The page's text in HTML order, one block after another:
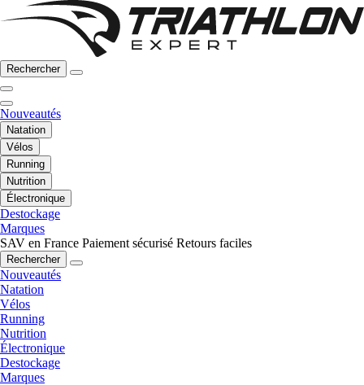
Rechercher
Nouveautés
Natation
Vélos
Running
Nutrition
Électronique
Destockage
Marques
SAV en France Paiement sécurisé Retours faciles
Rechercher
Nouveautés
Natation
Vélos
Running
Nutrition
Électronique
Destockage
Marques